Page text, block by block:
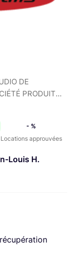
DE
PRODUIT
VIDÉOCLIP,
- %
Locations approuvées
Louis H.